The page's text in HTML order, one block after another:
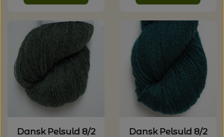
Dansk Pelsuld 8/2
Dansk Pelsuld 8/2